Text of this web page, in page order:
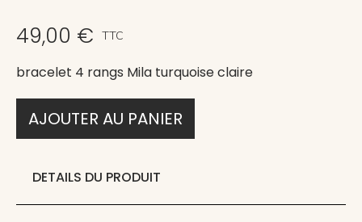
49,00 € TTC
bracelet 4 rangs Mila turquoise claire
AJOUTER AU PANIER
DETAILS DU PRODUIT